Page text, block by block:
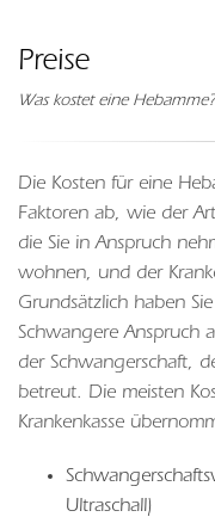
Preise
Was kostet eine Hebamme?
Die Kosten für eine
Faktoren ab, wie der
die Sie in Anspruch
wohnen, und der
Grundsätzlich haben
Schwangere Anspruch
der Schwangerschaft,
betreut. Die meisten
Krankenkasse
Ultraschall)